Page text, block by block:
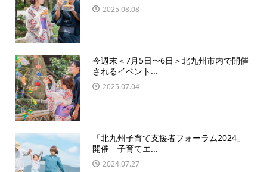
2025.08.08
今週末＜7月5日〜6日＞北九州市内で開催
されるイベント...
2025.07.04
「北九州子育て支援者フォーラム2024」
開催 子育てエ...
2024.07.27